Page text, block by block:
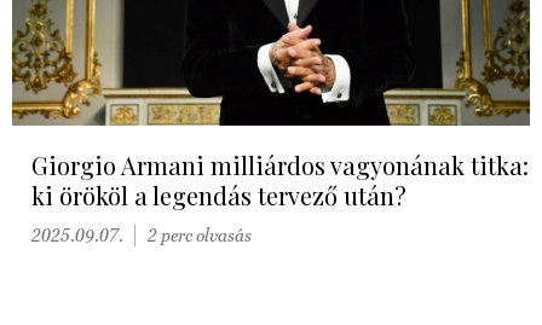
Giorgio Armani milliárdos vagyonának titka:
ki örököl a legendás tervező után?
2025.09.07. 2 perc olvasás